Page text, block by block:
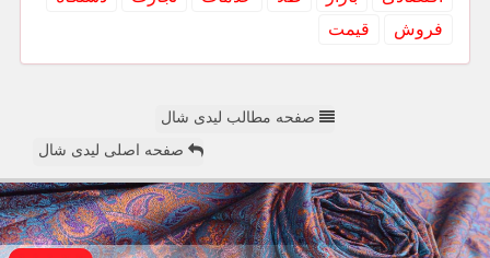
فروش
قیمت
صفحه مطالب لیدی شال
صفحه اصلی لیدی شال